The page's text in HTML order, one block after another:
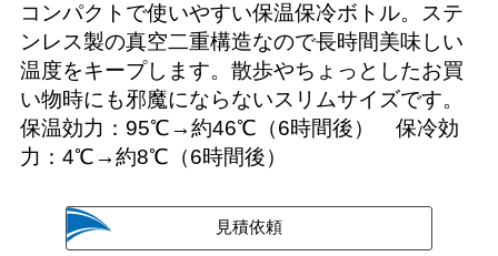
コンパクトで使いやすい保温保冷ボトル。ステ
ンレス製の真空二重構造なので長時間美味しい
温度をキープします。散歩やちょっとしたお買
い物時にも邪魔にならないスリムサイズです。
保温効力：95℃→約46℃（6時間後） 保冷効
力：4℃→約8℃（6時間後）